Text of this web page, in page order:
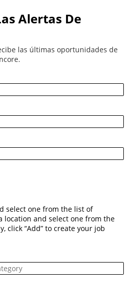
Alertas De
las últimas oportunidades de
select one from the list of
location and select one from the
click “Add” to create your job